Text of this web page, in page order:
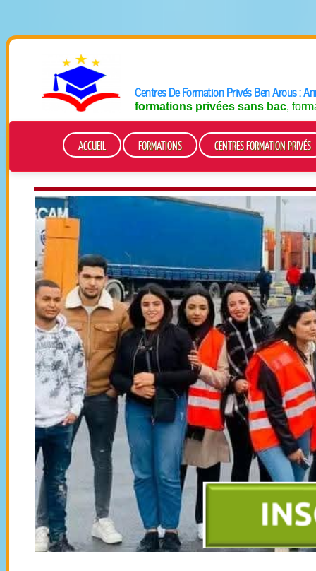
Centres De FormationPrivés Ben Arous:
formations privées sans bac,
ACCUEIL FORMATIONS CENTRES FORMATION PRIVÉS